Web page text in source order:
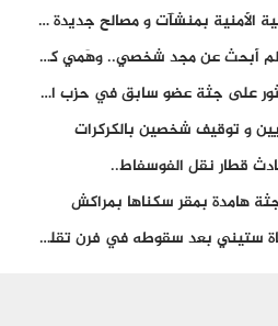
عيد العرش.. تعزيز البنية الأمنية بمنشآت و مصالح جديدة بكل من الحسيمة – فاس و الناظور
الملك محمد السادس: لم أبحث عن مجد شخصي.. وهَمي كرامة المغاربة
استنفار امني بعد العثور على جثة عضو سابق في حزب المصباح بالقنيطرة..
قطار نقل الفوسفاط..
هامدة بمقر سكناها بمراكش
حادث مؤلم يودي بحياة ستيني بعد سقوطه في فرن تقليدي “للجير”